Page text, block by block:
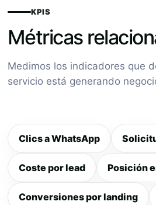
KPIS
Métricas
Medimos los indicadores que
servicio está generando
Clics a WhatsApp
Coste por lead Posición
Conversiones por landing